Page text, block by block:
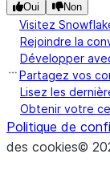
Oui Non
Visitez
Rejoindre la
Développer
Partagez vos
Lisez les
Obtenir votre
Politique de
des cookies©